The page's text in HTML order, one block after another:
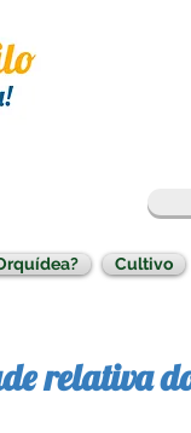
Cultivo
relativa